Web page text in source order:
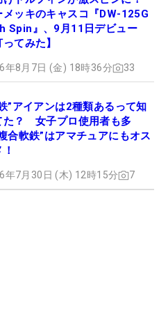
メッキのキャスコ『DW-125G
Spin』、9月11日デビュー
ってみた】
年8月7日 (金) 18時36分 33
”アイアンは2種類あるって知
た？ 女子プロ使用者も多
合軟鉄”はアマチュアにもオス
年7月30日 (木) 12時15分 7